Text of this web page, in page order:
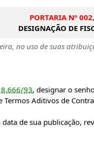
PORTARIA Nº
DESIGNAÇÃO DE
no uso de suas
93, designar o
Termos Aditivos de
de sua publicação,